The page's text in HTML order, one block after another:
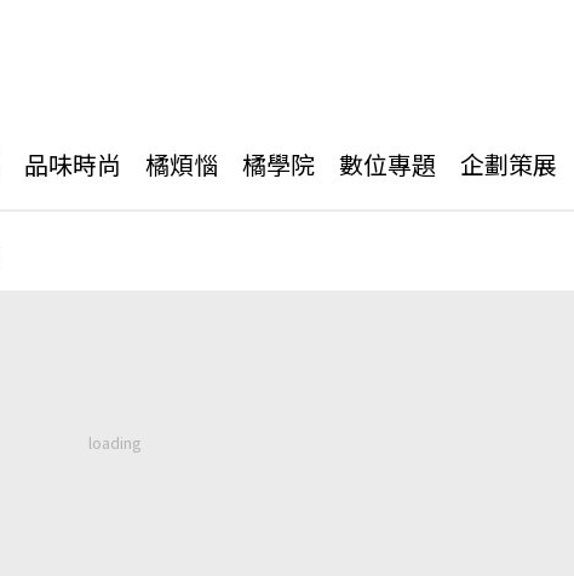
品味時尚 橘煩惱 橘學院 數位專題 企劃策展